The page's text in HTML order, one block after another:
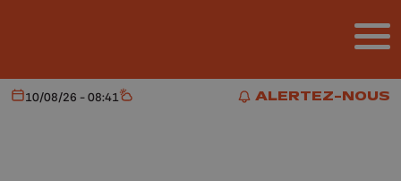
ALERTEZ-NOUS
ALERTEZ-NOUS
Aujourd'hui
10/08/26 - 08:41 Météo